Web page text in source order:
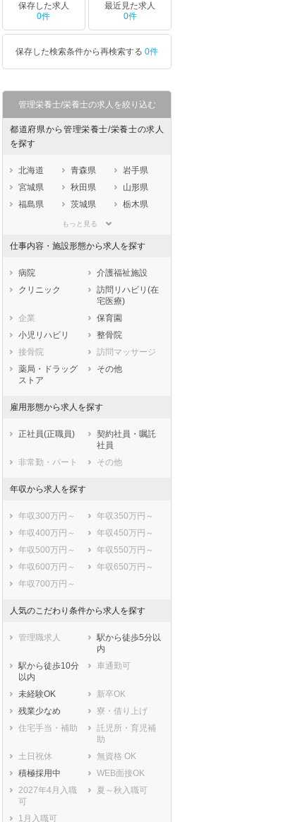
セラピスト
世の中の需要の高まりととも
人をご紹介！
保存した求人
0件
最近見た求人
0件
保存した検索条件から再検索する 0件
管理栄養士/栄養士の求人を絞り込む
都道府県から管理栄養士/栄養士の求人
を探す
北海道 青森県
岩手県
宮城県
秋田県
山形県
福島県
茨城県
栃木県
埼玉県
石川県
福井県
岐阜県
静岡県
愛知県
三重県
大阪府
兵庫県
奈良県
鳥取県
島根県
広島県
山口県
徳島県
香川県
愛媛県
熊本県
大分県
もっと見る
仕事内容・施設形態から求人を探す
病院
介護福祉施設
クリニック
訪問リハビリ(在
宅医療)
企業
保育園
小児リハビリ
整骨院
接骨院
訪問マッサージ
薬局・ドラッグ
ストア
その他
雇用形態から求人を探す
正社員(正職員)
契約社員・嘱託
社員
非常勤・パート
その他
年収から求人を探す
年収300万円～
年収350万円～
年収400万円～
年収450万円～
年収500万円～
年収550万円～
年収600万円～
年収650万円～
年収700万円～
人気のこだわり条件から求人を探す
管理職求人
駅から徒歩5分以
内
駅から徒歩10分
以内
車通勤可
未経験OK
新卒OK
残業少なめ
寮・借り上げ
住宅手当・補助
託児所・育児補
助
土日祝休
無資格 OK
積極採用中
WEB面接OK
2027年4月入職
可
夏～秋入職可
1月入職可